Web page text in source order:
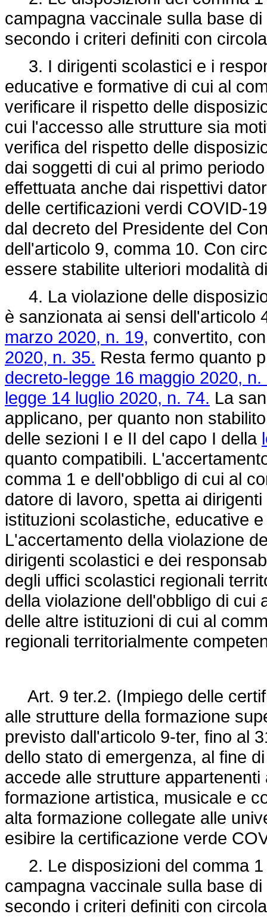
campagna vaccinale sulla base
secondo i criteri definiti con
3. I dirigenti scolastici e i
educative e formative di cui al
verificare il rispetto delle
cui l'accesso alle strutture sia
verifica del rispetto delle
dai soggetti di cui al primo
effettuata anche dai rispettivi
delle certificazioni verdi COVID-
dal decreto del Presidente del
dell'articolo 9, comma 10. Con
essere stabilite ulteriori modalità
4. La violazione delle
è sanzionata ai sensi dell'articolo
marzo 2020, n. 19, convertito,
2020, n. 35. Resta fermo quanto
decreto-legge 16 maggio 2020, n.
legge 14 luglio 2020, n. 74. La
applicano, per quanto non
delle sezioni I e II del capo I della
quanto compatibili.
comma 1 e dell'obbligo di cui al
datore di lavoro, spetta ai
istituzioni scolastiche, educative
L'accertamento della violazione
dirigenti scolastici e dei
degli uffici scolastici regionali
della violazione dell'obbligo di cui
delle altre istituzioni di cui al
regionali territorialmente
Art. 9 ter.2. (Impiego delle
alle strutture della formazione
previsto dall'articolo 9-ter, fino al
dello stato di emergenza, al fine
accede alle strutture
formazione artistica, musicale e
alta formazione collegate alle
esibire la certificazione verde
2. Le disposizioni del comma 1
campagna vaccinale sulla base
secondo i criteri definiti con